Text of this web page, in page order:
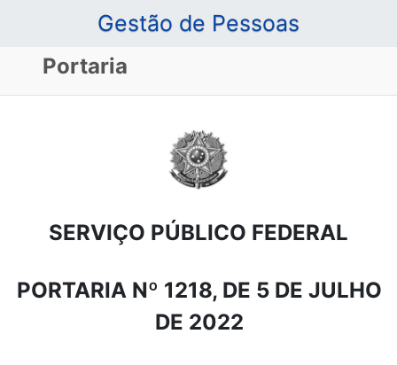
Gestão de Pessoas
Portaria
SERVIÇO PÚBLICO FEDERAL
PORTARIA Nº 1218, DE 5 DE JULHO
DE 2022